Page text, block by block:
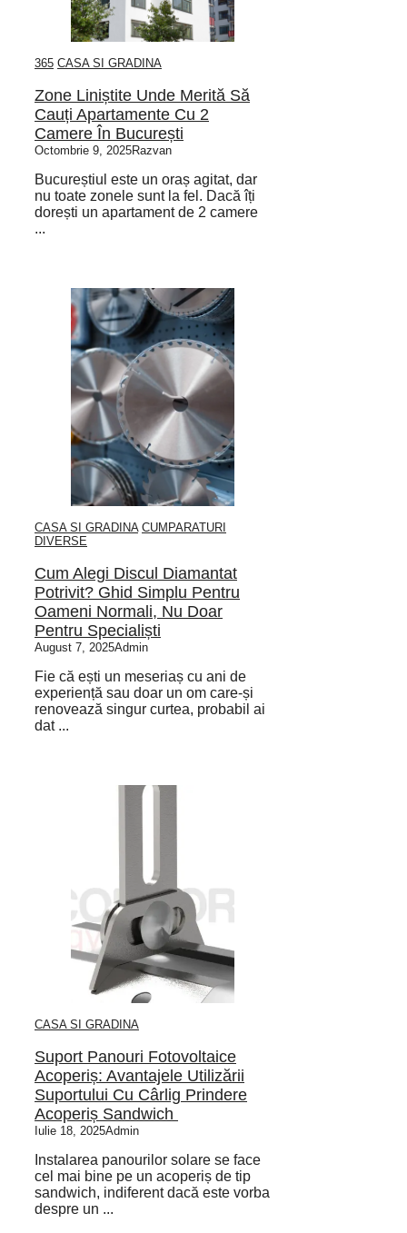
365 CASA SI GRADINA
Zone Liniștite Unde Merită Să
Cauți Apartamente Cu 2
Camere În București
Octombrie 9, 2025Razvan
Bucureștiul este un oraș agitat, dar
nu toate zonele sunt la fel. Dacă îți
dorești un apartament de 2 camere
...
CASA SI GRADINA CUMPARATURI
DIVERSE
Cum Alegi Discul Diamantat
Potrivit? Ghid Simplu Pentru
Oameni Normali, Nu Doar
Pentru Specialiști
August 7, 2025Admin
Fie că ești un meseriaș cu ani de
experiență sau doar un om care-și
renovează singur curtea, probabil ai
dat ...
CASA SI GRADINA
Suport Panouri Fotovoltaice
Acoperiș: Avantajele Utilizării
Suportului Cu Cârlig Prindere
Acoperiș Sandwich
Iulie 18, 2025Admin
Instalarea panourilor solare se face
cel mai bine pe un acoperiș de tip
sandwich, indiferent dacă este vorba
despre un ...